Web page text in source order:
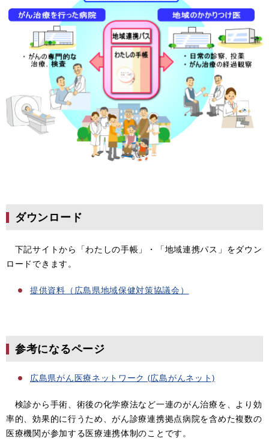
ダウンロード
下記サイトから「わたしの手帳」・「地域連携パス」をダウン
ロードできます。
提供資料（広島県地域保健対策協議会）
参考になるページ
広島県がん医療ネットワーク (広島がんネット)
検診から手術、術後の化学療法など一連のがん治療を、より効
率的、効果的に行うため、がん診療連携拠点病院を含めた複数の
医療機関が参加する医療連携体制のことです。